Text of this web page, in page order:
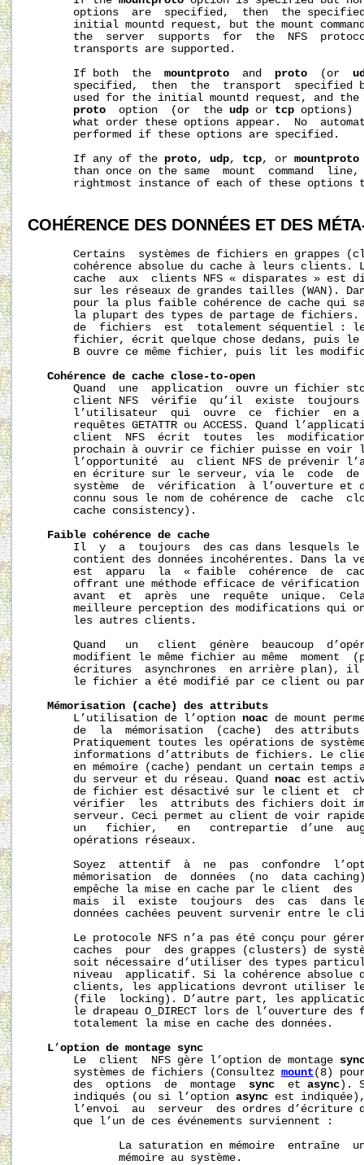
options  are  specified,  then  the
initial mountd request, but the mount
the  server  supports  for  the  NFS
       transports are supported.
       If both  the
mountproto
  and
proto
  (or
specified,  then  the  transport  specified
used for the initial mountd request, and
proto
  option  (or  the
udp or tcp options)
what order these options appear.  No
       performed if these options are specified.
       If any of the
proto, udp, tcp, or mountproto
than once on the same  mount  command
rightmost instance of each of these options
COHÉRENCE DES DONNÉES ET DES
Certains  systèmes de fichiers en grappes
cohérence absolue du cache à leurs clients.
cache  aux  clients NFS « disparates » est
sur les réseaux de grandes tailles (WAN).
pour la plus faible cohérence de cache qui
la plupart des types de partage de
de  fichiers  est  totalement séquentiel :
fichier, écrit quelque chose dedans, puis
B ouvre ce même fichier, puis lit les
Cohérence de cache close-to-open
Quand  une  application  ouvre un fichier
client NFS  vérifie  qu’il  existe
l’utilisateur  qui  ouvre  ce  fichier  en
requêtes GETATTR ou ACCESS. Quand
client  NFS  écrit  toutes  les
prochain à ouvrir ce fichier puisse en voir
l’opportunité  au  client NFS de prévenir
en écriture sur le serveur, via le  code
système  de  vérification  à l’ouverture et
connu sous le nom de cohérence de  cache
       cache consistency).
Faible cohérence de cache
Il  y  a  toujours  des cas dans lesquels
contient des données incohérentes. Dans la
est  apparu  la  « faible  cohérence  de
offrant une méthode efficace de
avant  et  après  une  requête  unique.
meilleure perception des modifications qui
       les autres clients.
Quand   un   client  génère  beaucoup
modifient le même fichier au même  moment
écritures  asynchrones  en arrière plan),
le fichier a été modifié par ce client ou
Mémorisation
(cache) des attributs
       L’utilisation de l’option
noac de mount
de  la  mémorisation  (cache)  des
Pratiquement toutes les opérations de
informations d’attributs de fichiers. Le
en mémoire (cache) pendant un certain temps
       du serveur et du réseau. Quand
noac est
de fichier est désactivé sur le client et
vérifier  les  attributs des fichiers doit
serveur. Ceci permet au client de voir
un   fichier,   en   contrepartie  d’une
       opérations réseaux.
Soyez  attentif  à  ne  pas  confondre
mémorisation  de  données  (no  data
empêche la mise en cache par le client  des
mais  il  existe  toujours  des  cas  dans
données cachées peuvent survenir entre le
Le protocole NFS n’a pas été conçu pour
caches  pour  des grappes (clusters) de
soit nécessaire d’utiliser des types
niveau  applicatif. Si la cohérence absolue
clients, les applications devront utiliser
(file  locking). D’autre part, les
le drapeau O_DIRECT lors de l’ouverture des
       totalement la mise en cache des données.
L’ option de montage sync
       Le  client  NFS gère l’option de montage
       systèmes de fichiers (Consultez
mount (8)
       des  options  de  montage
sync
  et
async ).
       indiqués (ou si l’option
async est
l’envoi  au  serveur  des ordres d’écriture
       que l’un de ces événements surviennent :
La saturation en mémoire  entraîne
              mémoire au système.